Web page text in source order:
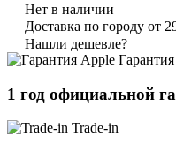
Нет в наличии
Доставка по городу от
Нашли дешевле?
1 год официальной
Trade-in